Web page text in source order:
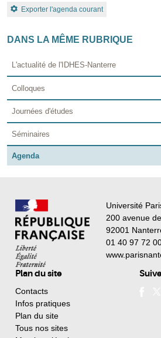
Exporter l'agenda courant
DANS LA MÊME RUBRIQUE
L'actualité de l'IDHES-Nanterre
Colloques
Journées d'études
Séminaires
Agenda
Université
200 avenue
92001
01 40 97 72
Plan du site
Contacts
Infos pratiques
Plan du site
Tous nos sites